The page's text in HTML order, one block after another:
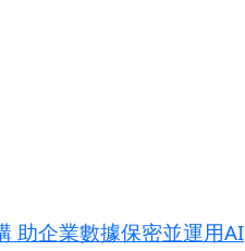
助企業數據保密並運用AI